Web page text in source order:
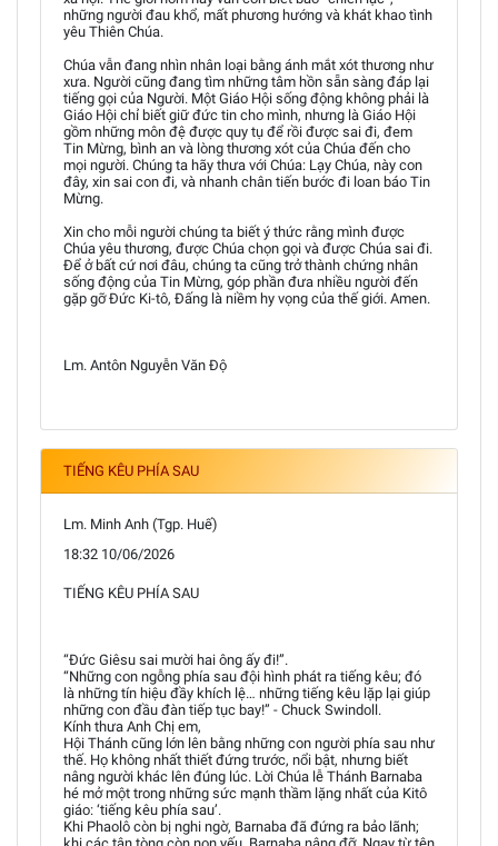
những người đau khổ, mất phương hướng và khát khao tình
yêu Thiên Chúa.
Chúa vẫn đang nhìn nhân loại bằng ánh mắt xót thương như
xưa. Người cũng đang tìm những tâm hồn sẵn sàng đáp lại
tiếng gọi của Người. Một Giáo Hội sống động không phải là
Giáo Hội chỉ biết giữ đức tin cho mình, nhưng là Giáo Hội
gồm những môn đệ được quy tụ để rồi được sai đi, đem
Tin Mừng, bình an và lòng thương xót của Chúa đến cho
mọi người. Chúng ta hãy thưa với Chúa: Lạy Chúa, này con
đây, xin sai con đi, và nhanh chân tiến bước đi loan báo Tin
Mừng.
Xin cho mỗi người chúng ta biết ý thức rằng mình được
Chúa yêu thương, được Chúa chọn gọi và được Chúa sai đi.
Để ở bất cứ nơi đâu, chúng ta cũng trở thành chứng nhân
sống động của Tin Mừng, góp phần đưa nhiều người đến
gặp gỡ Đức Ki-tô, Đấng là niềm hy vọng của thế giới. Amen.
Lm. Antôn Nguyễn Văn Độ
TIẾNG KÊU PHÍA SAU
Lm. Minh Anh (Tgp. Huế)
18:32 10/06/2026
TIẾNG KÊU PHÍA SAU
“Đức Giêsu sai mười hai ông ấy đi!”.
“Những con ngỗng phía sau đội hình phát ra tiếng kêu; đó
là những tín hiệu đầy khích lệ… những tiếng kêu lặp lại giúp
những con đầu đàn tiếp tục bay!” - Chuck Swindoll.
Kính thưa Anh Chị em,
Hội Thánh cũng lớn lên bằng những con người phía sau như
thế. Họ không nhất thiết đứng trước, nổi bật, nhưng biết
nâng người khác lên đúng lúc. Lời Chúa lễ Thánh Barnaba
hé mở một trong những sức mạnh thầm lặng nhất của Kitô
giáo: ‘tiếng kêu phía sau’.
Khi Phaolô còn bị nghi ngờ, Barnaba đã đứng ra bảo lãnh;